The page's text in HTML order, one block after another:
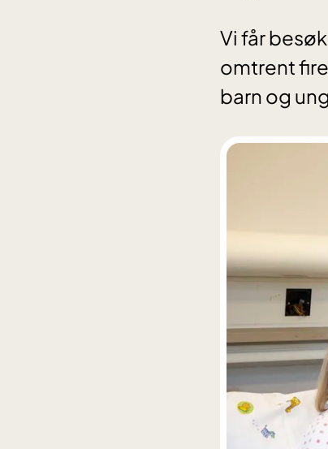
Vi får
omtrent
barn og